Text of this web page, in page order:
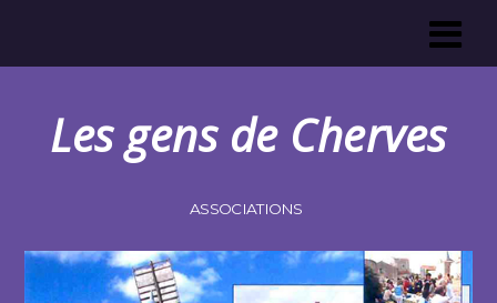
Les gens de Cherves
ASSOCIATIONS